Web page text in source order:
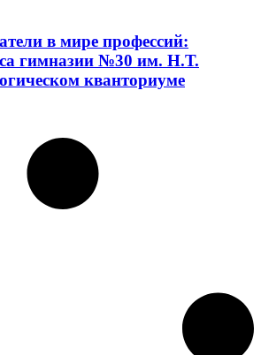
в мире профессий:
гимназии №30 им. Н.Т.
кванториуме